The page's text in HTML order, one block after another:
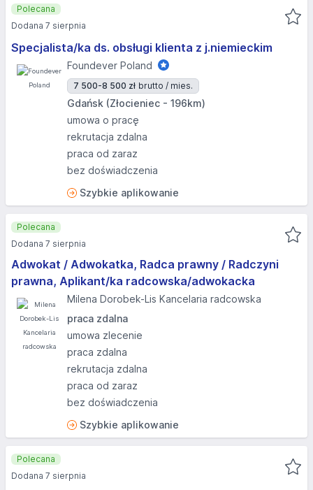
Specjalista/ka ds. obsługi klienta z j.niemieckim
Foundever Poland
7 500-8 500 zł brutto / mies.
Gdańsk (Złocieniec - 196km)
umowa o pracę
rekrutacja zdalna
praca od zaraz
bez doświadczenia
Szybkie aplikowanie
Polecana
Dodana 7 sierpnia
Adwokat / Adwokatka, Radca prawny / Radczyni
prawna, Aplikant/ka radcowska/adwokacka
Milena Dorobek-Lis Kancelaria radcowska
praca zdalna
umowa zlecenie
praca zdalna
rekrutacja zdalna
praca od zaraz
bez doświadczenia
Szybkie aplikowanie
Polecana
Dodana 7 sierpnia
Polecana
Dodana 7 sierpnia